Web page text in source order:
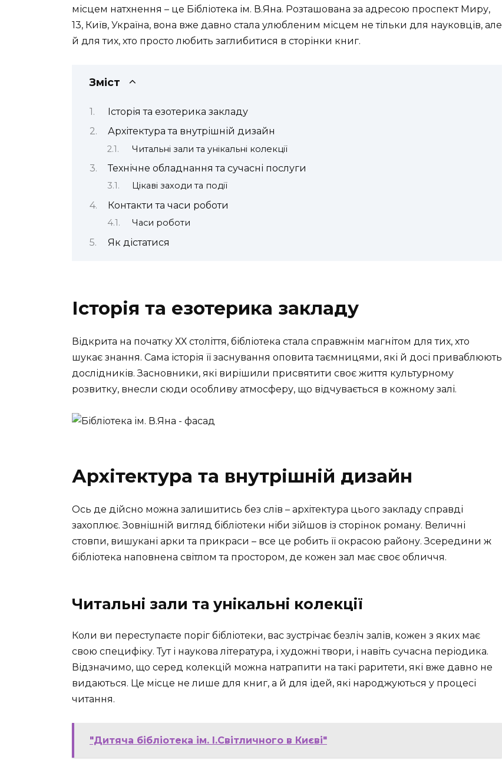
місцем натхнення – це Бібліотека ім. В.Яна. Розташована за адресою проспект Миру,
13, Київ, Україна, вона вже давно стала улюбленим місцем не тільки для науковців, але
й для тих, хто просто любить заглибитися в сторінки книг.
Зміст
Історія та езотерика закладу
Архітектура та внутрішній дизайн
Читальні зали та унікальні колекції
Технічне обладнання та сучасні послуги
Цікаві заходи та події
Контакти та часи роботи
Часи роботи
Як дістатися
Історія та езотерика закладу
Відкрита на початку ХХ століття, бібліотека стала справжнім магнітом для тих, хто
шукає знання. Сама історія її заснування оповита таємницями, які й досі приваблюють
дослідників. Засновники, які вирішили присвятити своє життя культурному
розвитку, внесли сюди особливу атмосферу, що відчувається в кожному залі.
Архітектура та внутрішній дизайн
Ось де дійсно можна залишитись без слів – архітектура цього закладу справді
захоплює. Зовнішній вигляд бібліотеки ніби зійшов із сторінок роману. Величні
стовпи, вишукані арки та прикраси – все це робить її окрасою району. Зсередини ж
бібліотека наповнена світлом та простором, де кожен зал має своє обличчя.
Читальні зали та унікальні колекції
Коли ви переступаєте поріг бібліотеки, вас зустрічає безліч залів, кожен з яких має
свою специфіку. Тут і наукова література, і художні твори, і навіть сучасна періодика.
Відзначимо, що серед колекцій можна натрапити на такі раритети, які вже давно не
видаються. Це місце не лише для книг, а й для ідей, які народжуються у процесі
читання.
"Дитяча бібліотека ім. І.Світличного в Києві"